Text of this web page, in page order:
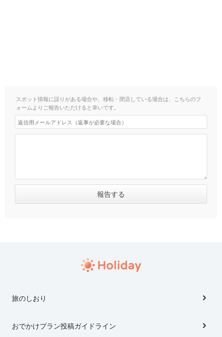
スポット情報に誤りがある場合や、移転・閉店している場合は、こちらのフ
ォームよりご報告いただけると幸いです。
旅のしおり
おでかけプラン投稿ガイドライン